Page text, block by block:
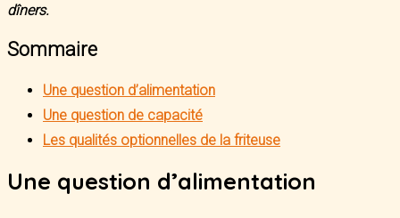
dîners.
Sommaire
Une question d’alimentation
Une question de capacité
Les qualités optionnelles de la friteuse
Une question d’alimentation